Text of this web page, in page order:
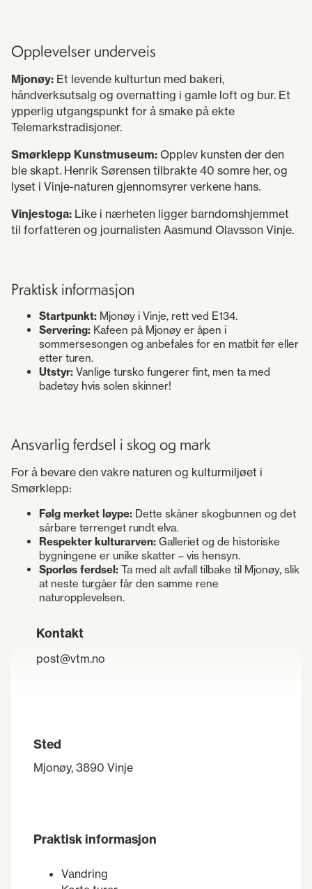
Opplevelser underveis
Mjonøy: Et levende kulturtun med bakeri,
håndverksutsalg og overnatting i gamle loft og bur. Et
ypperlig utgangspunkt for å smake på ekte
Telemarkstradisjoner.
Smørklepp Kunstmuseum: Opplev kunsten der den
ble skapt. Henrik Sørensen tilbrakte 40 somre her, og
lyset i Vinje-naturen gjennomsyrer verkene hans.
Vinjestoga: Like i nærheten ligger barndomshjemmet
til forfatteren og journalisten Aasmund Olavsson Vinje.
Praktisk informasjon
Startpunkt: Mjonøy i Vinje, rett ved E134.
Servering: Kafeen på Mjonøy er åpen i
sommersesongen og anbefales for en matbit før eller
etter turen.
Utstyr: Vanlige tursko fungerer fint, men ta med
badetøy hvis solen skinner!
Ansvarlig ferdsel i skog og mark
For å bevare den vakre naturen og kulturmiljøet i
Smørklepp:
Følg merket løype: Dette skåner skogbunnen og det
sårbare terrenget rundt elva.
Respekter kulturarven: Galleriet og de historiske
bygningene er unike skatter – vis hensyn.
Sporløs ferdsel: Ta med alt avfall tilbake til Mjonøy, slik
at neste turgåer får den samme rene
naturopplevelsen.
Kontakt
post@vtm.no
Sted
Mjonøy, 3890 Vinje
Praktisk informasjon
Vandring